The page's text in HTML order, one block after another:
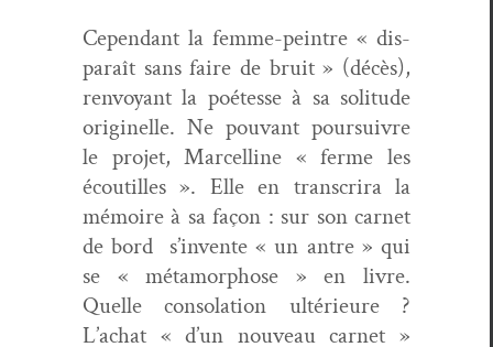
Cepen­dant la femme-pein­tre « dis­
paraît sans faire de bruit » (décès),
ren­voy­ant la poétesse à sa soli­tude
orig­inelle. Ne pou­vant pour­suiv­re
le pro­jet, Mar­celline « ferme les
écoutilles ». Elle en tran­scrira la
mémoire à sa façon : sur son car­net
de bord s’invente « un antre » qui
se « méta­mor­phose » en livre.
Quelle con­so­la­tion ultérieure ?
L’achat « d’un nou­veau car­net »